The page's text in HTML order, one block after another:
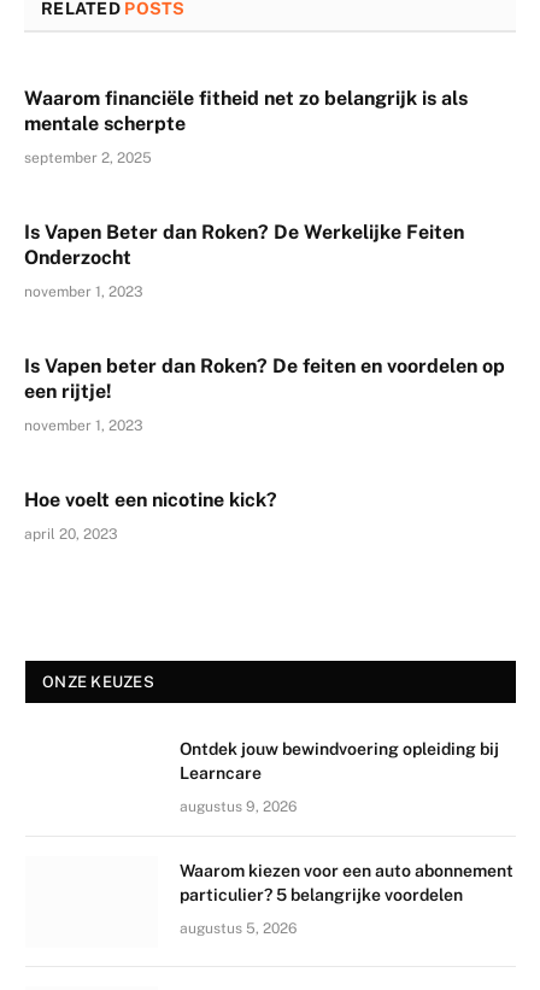
RELATED POSTS
Waarom financiële fitheid net zo belangrijk is als
mentale scherpte
september 2, 2025
Is Vapen Beter dan Roken? De Werkelijke Feiten
Onderzocht
november 1, 2023
Is Vapen beter dan Roken? De feiten en voordelen op
een rijtje!
november 1, 2023
Hoe voelt een nicotine kick?
april 20, 2023
ONZE KEUZES
Ontdek jouw bewindvoering opleiding bij
Learncare
augustus 9, 2026
Waarom kiezen voor een auto abonnement
particulier? 5 belangrijke voordelen
augustus 5, 2026